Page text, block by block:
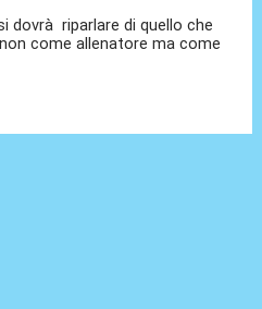
dovrà riparlare di quello che
come allenatore ma come